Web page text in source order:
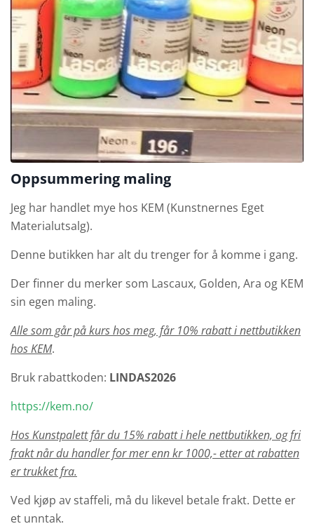
Oppsummering maling
Jeg har handlet mye hos KEM (Kunstnernes Eget
Materialutsalg).
Denne butikken har alt du trenger for å komme i gang.
Der finner du merker som Lascaux, Golden, Ara og KEM
sin egen maling.
Alle som går på kurs hos meg, får 10% rabatt i nettbutikken
hos KEM.
Bruk rabattkoden: LINDAS2026
https://kem.no/
Hos Kunstpalett får du 15% rabatt i hele nettbutikken, og fri
frakt når du handler for mer enn kr 1000,- etter at rabatten
er trukket fra.
Ved kjøp av staffeli, må du likevel betale frakt. Dette er
et unntak.